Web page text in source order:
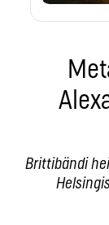
Brittibändi